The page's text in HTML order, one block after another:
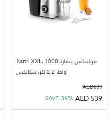
مولينكس عصارة Nutri XXL، 1000
واط، 2.2 لتر، ستانلس
839
AED
539
AED
SAVE 36%